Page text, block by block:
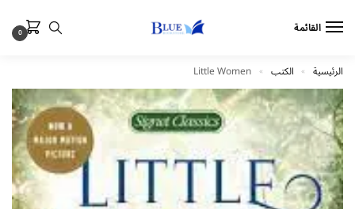
القائمة 0
الرئيسية » الكتب »
Little Women